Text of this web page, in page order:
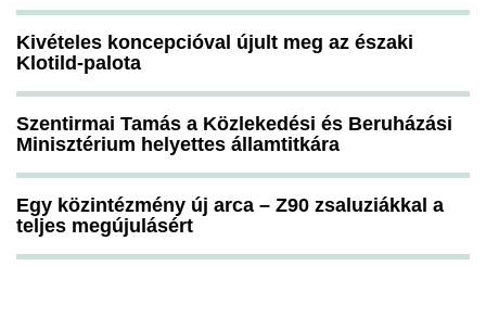
Kivételes koncepcióval újult meg az északi
Klotild-palota
Szentirmai Tamás a Közlekedési és Beruházási
Minisztérium helyettes államtitkára
Egy közintézmény új arca – Z90 zsaluziákkal a
teljes megújulásért